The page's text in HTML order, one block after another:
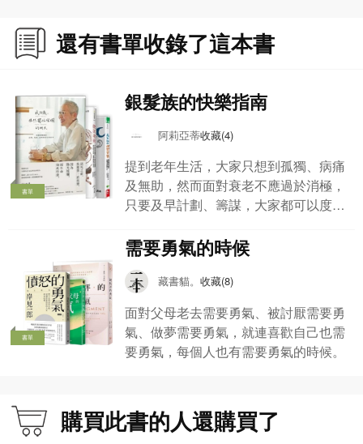
臉書交流專頁：綿羊的譯心譯意
【推薦序】
把握當下，就能讓你勇敢變老
律師娘／林靜如
死亡靠我們這麼近，以平均壽命來說，我們如果沒有因為意外離世的話，這裡將
是我們人生的中途點。
有人會說，這個年紀是從上坡折返，即將開始下坡。的確，我明確感覺到體力的
下降，我和我的伴侶，也開始有一些所謂進入熟齡的病痛，身邊的人漸漸都是比
自己年輕的夥伴，想法比我們新，頭腦甚至比我們聰明，所謂的中年危機，似乎
迫在眉睫，逼得你非接受、非面對不可。
我必須承認，這種面對變老的感覺，是讓人不安的，讓人恐懼的，甚至你老是會
《變老的勇氣》一書的作者告訴我們：「沒有關係！」這一切你慢慢都會找到答
案。
還有書單收錄了這本書
書單
銀髮族的快樂指南
阿莉亞蒂收藏(4)
提到老年生活，大家只想到孤獨、病痛
及無助，然而面對衰老不應過於消極，
只要及早計劃、籌謀，大家都可以度過
指南」就推介多本以老年人為主題的書
籍，讓大家了解銀髮族的需要，積極過
好人生下半場！
書單
需要勇氣的時候
藏書貓。 收藏(8)
面對父母老去需要勇氣、被討厭需要勇
氣、做夢需要勇氣，就連喜歡自己也需
要勇氣，每個人也有需要勇氣的時候。
購買此書的人還購買了